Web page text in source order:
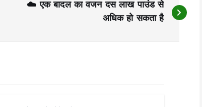
☁️ एक बादल का वजन दस लाख पाउंड से
अधिक हो सकता है